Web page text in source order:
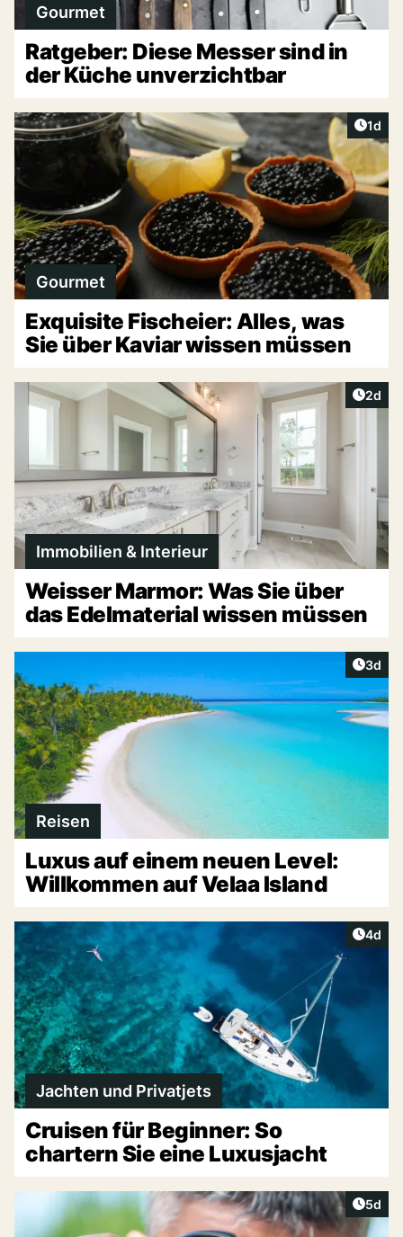
Gourmet
Ratgeber: Diese Messer sind in
der Küche unverzichtbar
1d
Gourmet
Exquisite Fischeier: Alles, was
Sie über Kaviar wissen müssen
2d
Immobilien & Interieur
Weisser Marmor: Was Sie über
das Edelmaterial wissen müssen
3d
Reisen
Luxus auf einem neuen Level:
Willkommen auf Velaa Island
4d
Jachten und Privatjets
Cruisen für Beginner: So
chartern Sie eine Luxusjacht
5d